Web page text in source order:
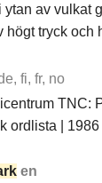
ytan av vulkat
högt tryck och
fi, fr, no
TNC:
ordlista | 1986
en